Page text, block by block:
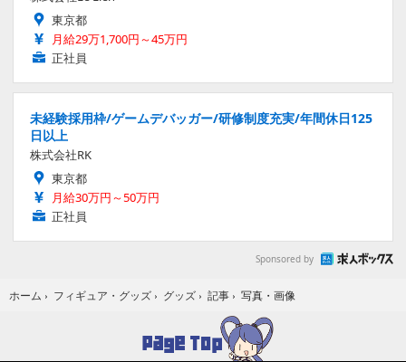
東京都
月給29万1,700円～45万円
正社員
未経験採用枠/ゲームデバッガー/研修制度充実/年間休日125
日以上
株式会社RK
東京都
月給30万円～50万円
正社員
Sponsored by
ホーム › フィギュア・グッズ › グッズ › 記事 › 写真・画像